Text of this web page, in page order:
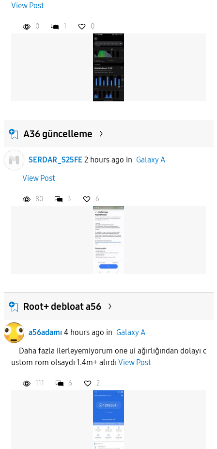
View Post
0 1 0
A36 güncelleme
SERDAR_S25FE 2 hours ago in Galaxy A
View Post
80 3 6
Root+ debloat a56
a56adamı 4 hours ago in Galaxy A
Daha fazla ilerleyemiyorum one ui ağırlığından dolayı c
ustom rom olsaydı 1.4m+ alırdı View Post
111 6 2